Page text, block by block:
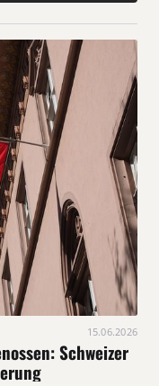
15.06.2026
Schweizer